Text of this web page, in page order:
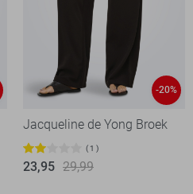
-20%
Jacqueline de Yong Broek
1
23,95 29,99